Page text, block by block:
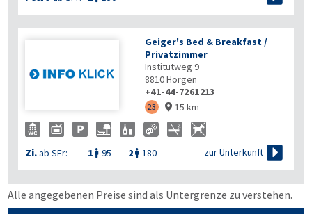
Geiger's Bed & Breakfast /
Privatzimmer
Institutweg 9
8810Horgen
+41-44-7261213
23  15 km
Zi.ab SFr: 1  95 2  180 zur Unterkunft 
Alle angegebenen Preise sind als Untergrenze zu verstehen.